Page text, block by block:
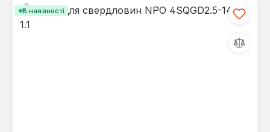
В наявності